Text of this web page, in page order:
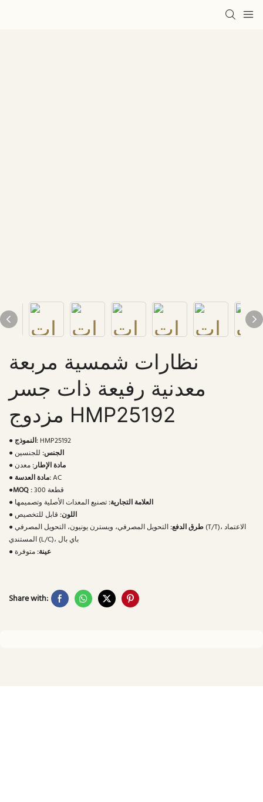
نظارات شمسية مربعة
معدنية رفيعة ذات جسر
مزدوج HMP25192
● النموذج: HMP25192
●
الجنس: للجنسين
●
مادة الإطار:معدن
●
مادة العدسة:AC
●MOQ :
300 قطعة
●
العلامة التجارية:تصنيع المعدات الأصلية وتصميمها
●
اللون: قابل للتخصيص
●
طرق الدفع:التحويل المصرفي، ويسترن يونيون، التحويل المصرفي (T/T)، الاعتماد
المستندي (L/C)، باي بال
●
عينة:متوفرة
Share with: